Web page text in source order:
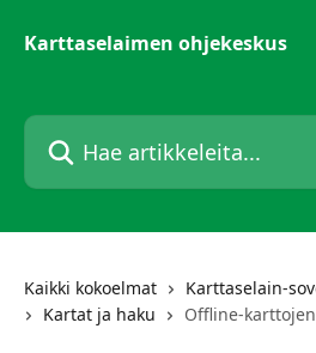
Karttaselaimen ohjekeskus
Hae artikkeleita...
Kaikki kokoelmat
Karttaselain-
Kartat ja haku
Offline-